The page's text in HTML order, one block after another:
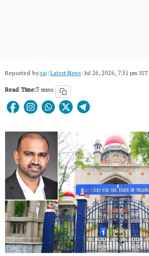
Reported by:raj|Latest News|Jul 26, 2026, 7:51 pm IST
Read Time:3 mins